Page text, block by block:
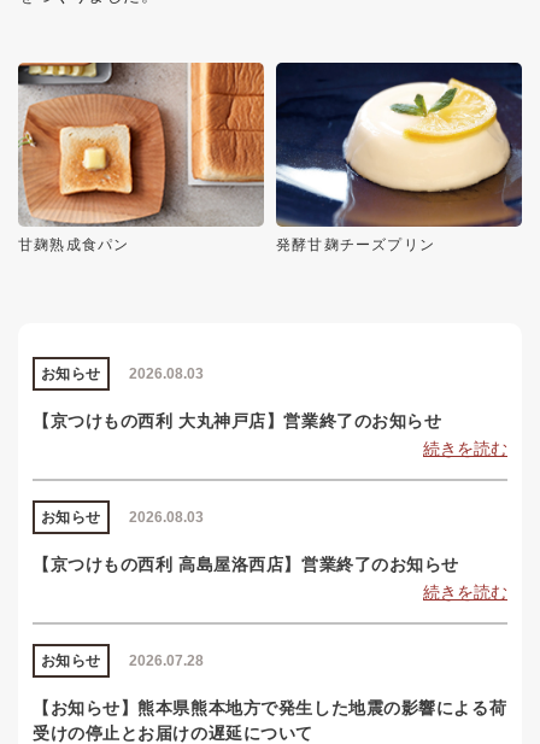
甘麹熟成食パン 発酵甘麹チーズプリン
2026.08.03
お知らせ
【京つけもの西利 大丸神戸店】営業終了のお知らせ
続きを読む
2026.08.03
お知らせ
【京つけもの西利 高島屋洛西店】営業終了のお知らせ
続きを読む
2026.07.28
お知らせ
【お知らせ】熊本県熊本地方で発生した地震の影響による荷
受けの停止とお届けの遅延について